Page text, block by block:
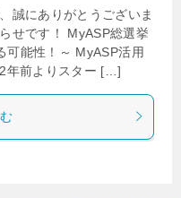
誠にありがとうございま
せです！ MyASP総選挙
可能性！～ MyASP活用
年前よりスター […]